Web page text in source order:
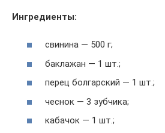
Ингредиенты:
свинина — 500 г;
баклажан — 1 шт.;
перец болгарский — 1 шт.;
чеснок — 3 зубчика;
кабачок — 1 шт.;